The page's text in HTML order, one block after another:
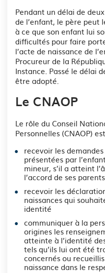
Pendant un délai de
de l’enfant, le père
à ce que son enfant lui
difficultés pour faire
l’acte de naissance de
Procureur de la
Instance. Passé le délai
être adopté.
Le CNAOP
Le rôle du Conseil
Personnelles (CNAOP)
recevoir les
présentées par
mineur, s’il a atteint
l’accord de ses parents
recevoir les
naissances qui
identité
communiquer à la
origines les
atteinte à l’identité
tels qu’ils lui ont été
concernés ou
naissance dans le